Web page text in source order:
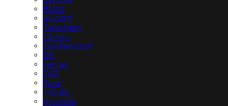
BMW
Bugatti
Caterham
Citroën
Donkervoort
DS
Ferrari
FIAT
Ford
Honda
Hyundai